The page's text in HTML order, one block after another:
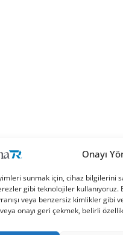
Onayı
sunmak için, cihaz bilgilerini
gibi teknolojiler
veya benzersiz kimlikler gibi
onayı geri çekmek, belirli